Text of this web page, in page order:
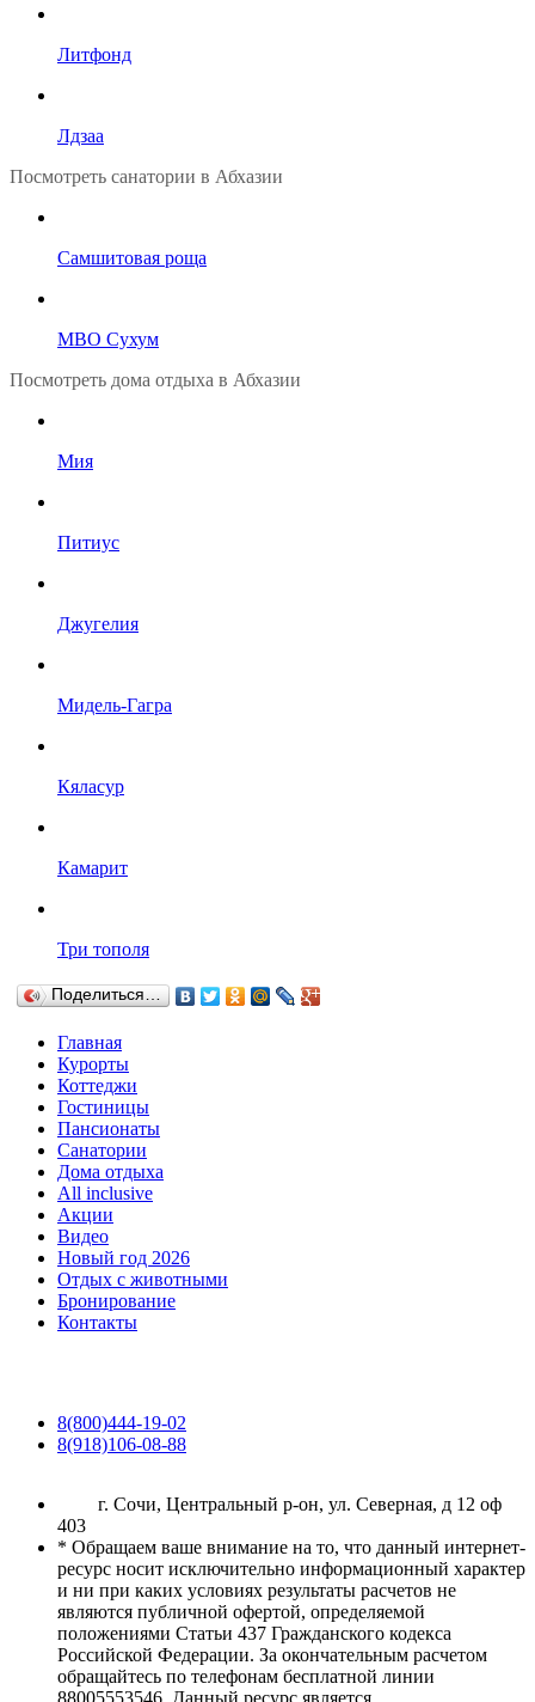
Литфонд
Лдзаа
Посмотреть санатории в Абхазии
Самшитовая роща
МВО Сухум
Посмотреть дома отдыха в Абхазии
Мия
Питиус
Джугелия
Мидель-Гагра
Кяласур
Камарит
Три тополя
Поделиться…
Главная
Курорты
Коттеджи
Гостиницы
Пансионаты
Санатории
Дома отдыха
All inclusive
Акции
Видео
Новый год 2026
Отдых с животными
Бронирование
Контакты
8(800)444-19-02
8(918)106-08-88
г. Сочи, Центральный р-он, ул. Северная, д 12 оф
403
* Обращаем ваше внимание на то, что данный интернет-
ресурс носит исключительно информационный характер
и ни при каких условиях результаты расчетов не
являются публичной офертой, определяемой
положениями Статьи 437 Гражданского кодекса
Российской Федерации. За окончательным расчетом
обращайтесь по телефонам бесплатной линии
88005553546. Данный ресурс является